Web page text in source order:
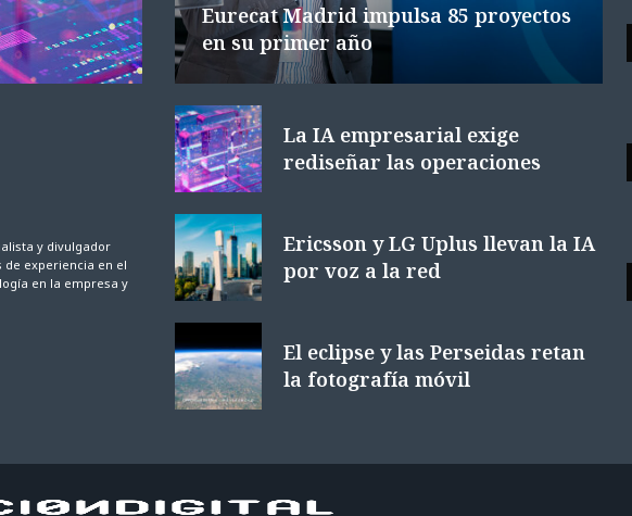
y divulgador
de experiencia en el
en la empresa y
Eurecat Madrid impulsa 85 proyectos
en su primer año
La IA empresarial exige
rediseñar las operaciones
Ericsson y LG Uplus llevan la IA
por voz a la red
El eclipse y las Perseidas retan
la fotografía móvil